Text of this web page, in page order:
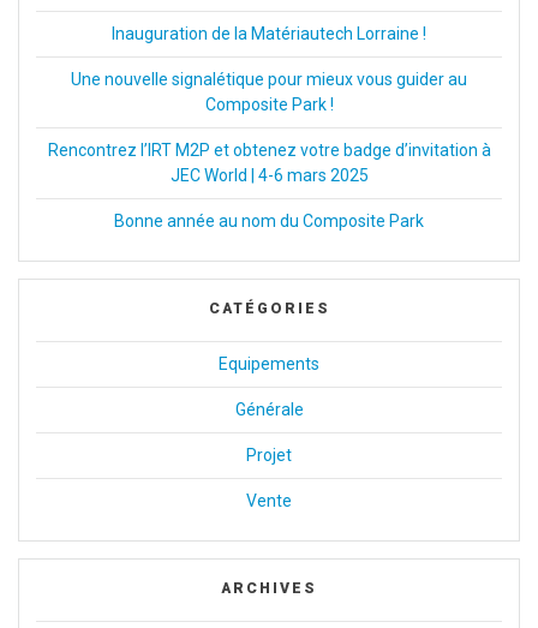
Inauguration de la Matériautech Lorraine !
Une nouvelle signalétique pour mieux vous guider au
Composite Park !
Rencontrez l’IRT M2P et obtenez votre badge d’invitation à
JEC World | 4-6 mars 2025
Bonne année au nom du Composite Park
CATÉGORIES
Equipements
Générale
Projet
Vente
ARCHIVES